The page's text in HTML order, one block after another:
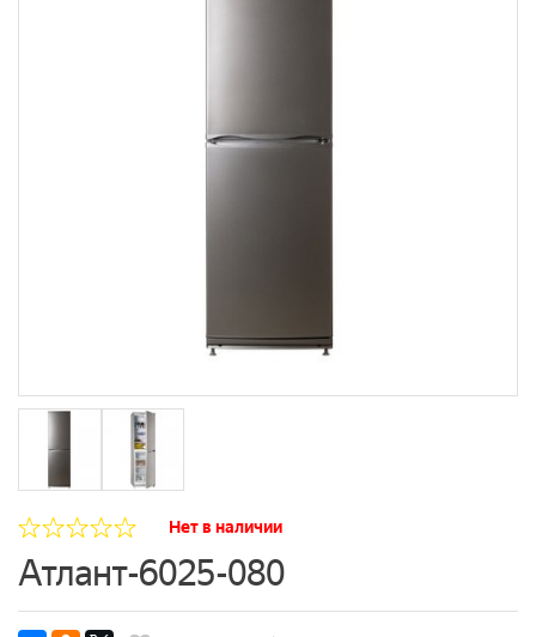
Нет в наличии
Атлант-6025-080